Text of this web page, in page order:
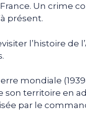
Un crime
présent.
l’histoire de
mondiale
son territoire en
par le